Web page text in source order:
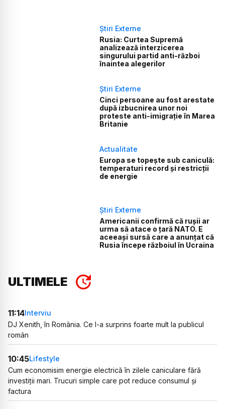
Știri Externe
Rusia: Curtea Supremă
analizează interzicerea
singurului partid anti-război
înaintea alegerilor
Știri Externe
Cinci persoane au fost arestate
după izbucnirea unor noi
proteste anti-imigrație în Marea
Britanie
Actualitate
Europa se topește sub caniculă:
temperaturi record și restricții
de energie
Știri Externe
Americanii confirmă că rușii ar
urma să atace o țară NATO. E
aceeași sursă care a anunțat că
Rusia începe războiul în Ucraina
ULTIMELE
11:14 Interviu
DJ Xenith, în România. Ce l-a surprins foarte mult la publicul
român
10:45Lifestyle
Cum economisim energie electrică în zilele caniculare fără
investiții mari. Trucuri simple care pot reduce consumul și
factura